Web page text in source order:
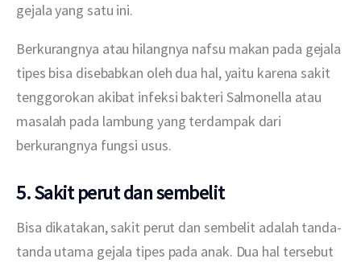
gejala yang satu ini.
Berkurangnya atau hilangnya nafsu makan pada gejala
tipes bisa disebabkan oleh dua hal, yaitu karena sakit
tenggorokan akibat infeksi bakteri Salmonella atau
masalah pada lambung yang terdampak dari
berkurangnya fungsi usus.
5. Sakit perut dan sembelit
Bisa dikatakan, sakit perut dan sembelit adalah tanda-
tanda utama gejala tipes pada anak. Dua hal tersebut